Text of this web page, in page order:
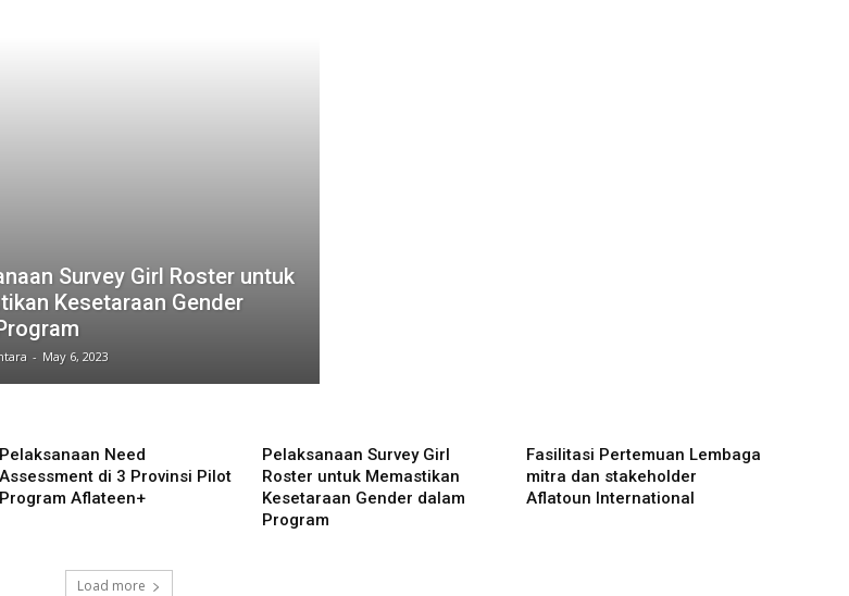
Survey Girl Roster untuk
Kesetaraan Gender
- May 6, 2023
Pelaksanaan Need
Assessment di 3 Provinsi Pilot
Program Aflateen+
Pelaksanaan Survey Girl
Roster untuk Memastikan
Kesetaraan Gender dalam
Program
Fasilitasi Pertemuan Lembaga
mitra dan stakeholder
Aflatoun International
Load more